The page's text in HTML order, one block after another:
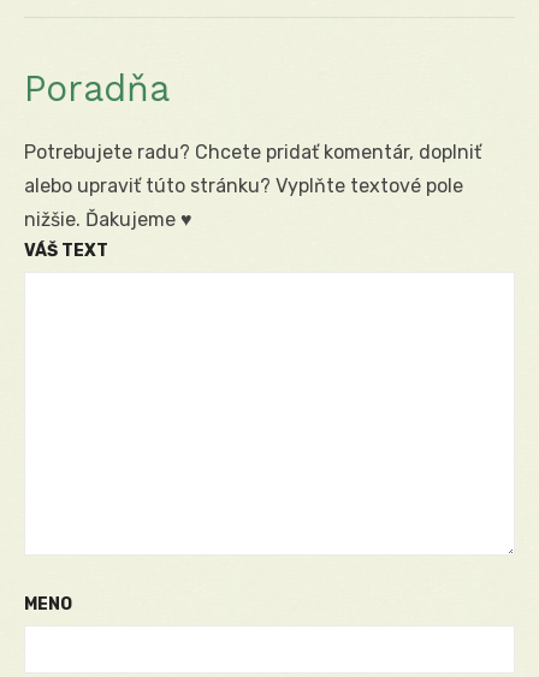
Poradňa
Potrebujete radu? Chcete pridať komentár, doplniť
alebo upraviť túto stránku? Vyplňte textové pole
nižšie. Ďakujeme ♥
VÁŠ TEXT
MENO